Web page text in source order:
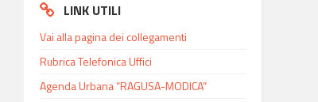
LINK UTILI
Vai alla pagina dei collegamenti
Rubrica Telefonica Uffici
Agenda Urbana “RAGUSA-MODICA”